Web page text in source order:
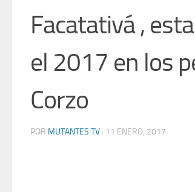
Facatativá ,
el 2017 en los
Corzo
POR MUTANTES TV · 11 ENERO, 2017